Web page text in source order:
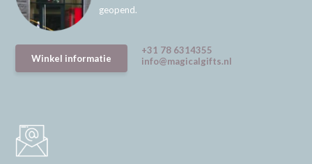
geopend.
Winkel informatie
+31 78 6314355
info@magicalgifts.nl